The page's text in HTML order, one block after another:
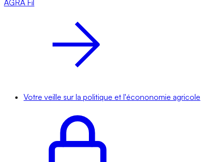
AGRA Fil
Votre veille sur la politique et l'écononomie agricole